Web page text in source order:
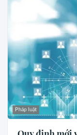
Pháp luật